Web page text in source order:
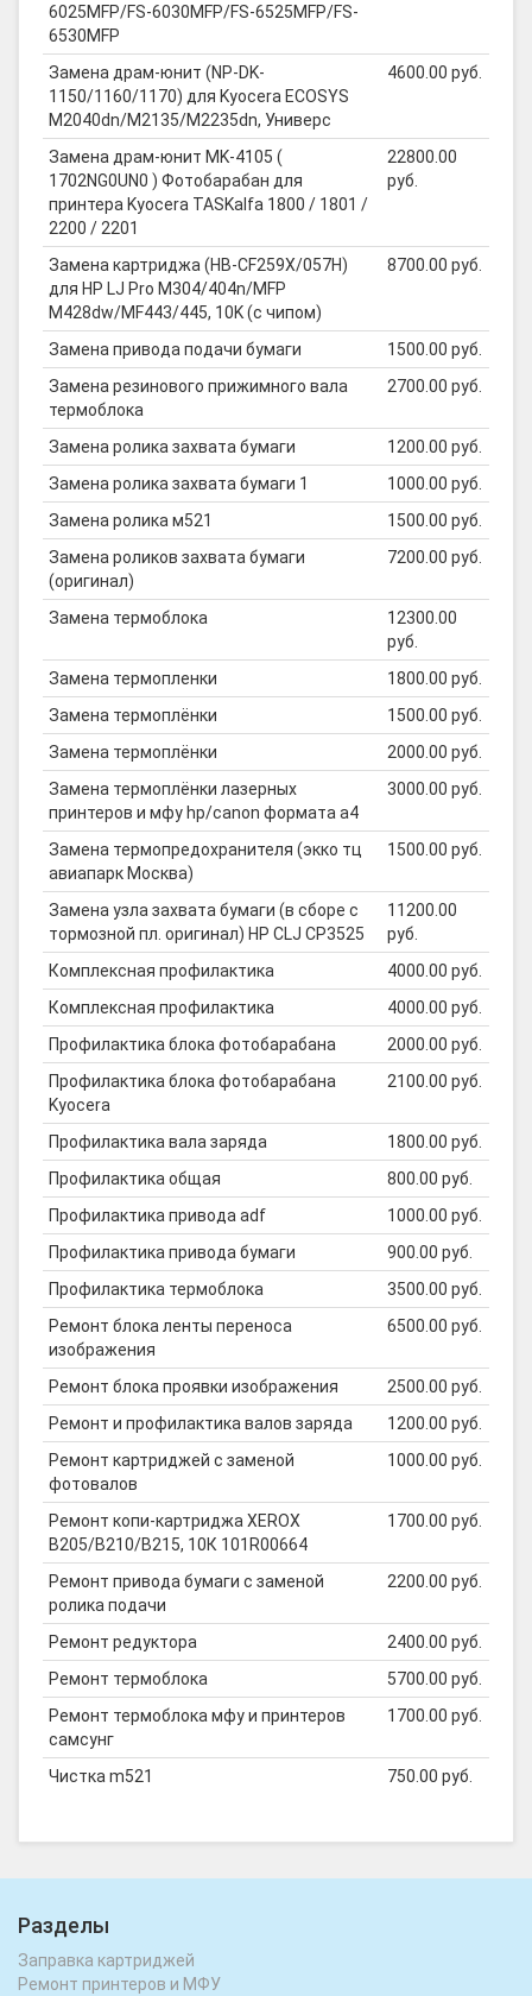
6025MFP/FS-6030MFP/FS-6525MFP/FS-
6530MFP
Замена драм-юнит (NP-DK-
1150/1160/1170) для Kyocera ECOSYS
M2040dn/M2135/M2235dn, Универс
4600.00 руб.
Замена драм-юнит MK-4105 (
1702NG0UN0 ) Фотобарабан для
принтера Kyocera TASKalfa 1800 / 1801 /
2200 / 2201
22800.00
руб.
Замена картриджа (HB-CF259X/057H)
для HP LJ Pro M304/404n/MFP
M428dw/MF443/445, 10K (с чипом)
8700.00 руб.
Замена привода подачи бумаги
1500.00 руб.
Замена резинового прижимного вала
термоблока
2700.00 руб.
Замена ролика захвата бумаги
1200.00 руб.
Замена ролика захвата бумаги 1
1000.00 руб.
Замена ролика м521
1500.00 руб.
Замена роликов захвата бумаги
(оригинал)
7200.00 руб.
Замена термоблока
12300.00
руб.
Замена термопленки
1800.00 руб.
Замена термоплёнки
1500.00 руб.
Замена термоплёнки
2000.00 руб.
Замена термоплёнки лазерных
принтеров и мфу hp/canon формата а4
3000.00 руб.
Замена термопредохранителя (экко тц
авиапарк Москва)
1500.00 руб.
Замена узла захвата бумаги (в сборе с
тормозной пл. оригинал) HP CLJ CP3525
11200.00
руб.
Комплексная профилактика
4000.00 руб.
Комплексная профилактика
4000.00 руб.
Профилактика блока фотобарабана
2000.00 руб.
Профилактика блока фотобарабана
Kyocera
2100.00 руб.
Профилактика вала заряда
1800.00 руб.
Профилактика общая
800.00 руб.
Профилактика привода adf
1000.00 руб.
Профилактика привода бумаги
900.00 руб.
Профилактика термоблока
3500.00 руб.
Ремонт блока ленты переноса
изображения
6500.00 руб.
Ремонт блока проявки изображения
2500.00 руб.
Ремонт и профилактика валов заряда
1200.00 руб.
Ремонт картриджей с заменой
фотовалов
1000.00 руб.
Ремонт копи-картриджа XEROX
B205/B210/B215, 10К 101R00664
1700.00 руб.
Ремонт привода бумаги с заменой
ролика подачи
2200.00 руб.
Ремонт редуктора
2400.00 руб.
Ремонт термоблока
5700.00 руб.
Ремонт термоблока мфу и принтеров
самсунг
1700.00 руб.
Чистка m521 750.00 руб.
Разделы
Заправка картриджей
Ремонт принтеров и МФУ